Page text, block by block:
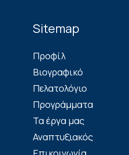
Sitemap
Πρoφίλ
Βιογραφικό
Πελατολόγιο
Προγράμματα
Τα έργα μας
Αναπτυξιακός